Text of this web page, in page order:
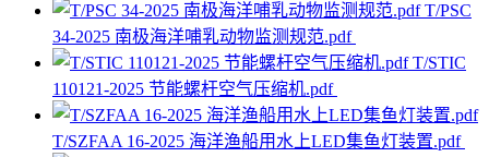
T/PSC
34-2025 南极海洋哺乳动物监测规范.pdf
T/STIC
110121-2025 节能螺杆空气压缩机.pdf
T/SZFAA 16-2025 海洋渔船用水上LED集鱼灯装置.pdf